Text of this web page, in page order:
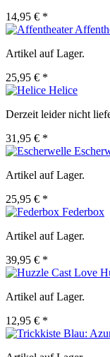
14,95 € *
Artikel auf Lager.
25,95 € *
Helice
Derzeit leider nicht
31,95 € *
Artikel auf Lager.
25,95 € *
Federbox
Artikel auf Lager.
39,95 € *
Artikel auf Lager.
12,95 € *